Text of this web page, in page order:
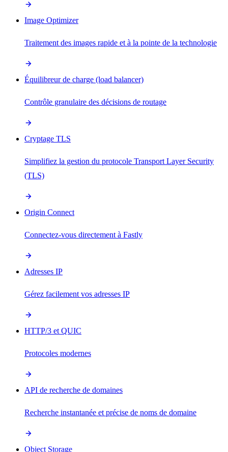
Image Optimizer
Traitement des images rapide et à la pointe de la technologie
Équilibreur de charge (load balancer)
Contrôle granulaire des décisions de routage
Cryptage TLS
Simplifiez la gestion du protocole Transport Layer Security
(TLS)
Origin Connect
Connectez-vous directement à Fastly
Adresses IP
Gérez facilement vos adresses IP
HTTP/3 et QUIC
Protocoles modernes
API de recherche de domaines
Recherche instantanée et précise de noms de domaine
Object Storage